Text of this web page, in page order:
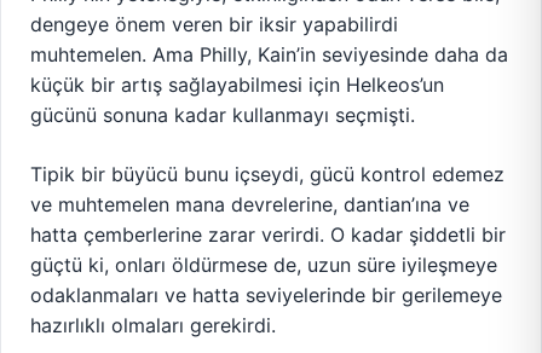
dengeye önem veren bir iksir yapabilirdi
muhtemelen. Ama Philly, Kain’in seviyesinde daha da
küçük bir artış sağlayabilmesi için Helkeos’un
gücünü sonuna kadar kullanmayı seçmişti.
Tipik bir büyücü bunu içseydi, gücü kontrol edemez
ve muhtemelen mana devrelerine, dantian’ına ve
hatta çemberlerine zarar verirdi. O kadar şiddetli bir
güçtü ki, onları öldürmese de, uzun süre iyileşmeye
odaklanmaları ve hatta seviyelerinde bir gerilemeye
hazırlıklı olmaları gerekirdi.